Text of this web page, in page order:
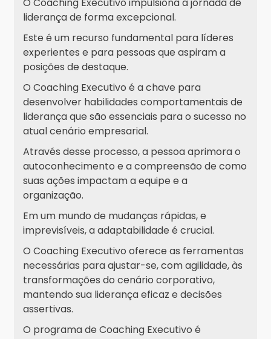
O Coaching Executivo impulsiona a jornada de
liderança de forma excepcional.
Este é um recurso fundamental para líderes
experientes e para pessoas que aspiram a
posições de destaque.
O Coaching Executivo é a chave para
desenvolver habilidades comportamentais de
liderança que são essenciais para o sucesso no
atual cenário empresarial.
Através desse processo, a pessoa aprimora o
autoconhecimento e a compreensão de como
suas ações impactam a equipe e a
organização.
Em um mundo de mudanças rápidas, e
imprevisíveis, a adaptabilidade é crucial.
O Coaching Executivo oferece as ferramentas
necessárias para ajustar-se, com agilidade, às
transformações do cenário corporativo,
mantendo sua liderança eficaz e decisões
assertivas.
O programa de Coaching Executivo é